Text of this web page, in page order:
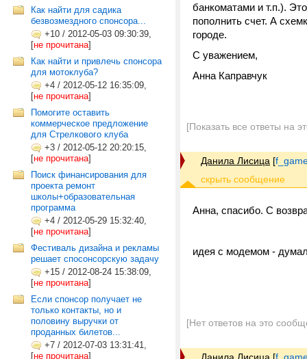
Как найти для садика
безвозмездного спонсора...
+10 / 2012-05-03 09:30:39,
[не прочитана]
Как найти и привлечь спонсора
для мотоклуба?
+4 / 2012-05-12 16:35:09,
[не прочитана]
Помогите оставить
коммерческое предложение
для Стрелкового клуба
+3 / 2012-05-12 20:20:15,
[не прочитана]
Поиск финансирования для
проекта ремонт
школы+образовательная
программа
+4 / 2012-05-29 15:32:40,
[не прочитана]
Фестиваль дизайна и рекламы
решает спосонсорскую задачу
+15 / 2012-08-24 15:38:09,
[не прочитана]
Если спонсор получает не
только контакты, но и
половину выручки от
проданных билетов...
+7 / 2012-07-03 13:31:41,
[не прочитана]
банкоматами и т.п.).
пополнить счет. А
городе.
С уважением,
Анна Каправчук
[Показать все ответы на
Данила Лисица [
Анна, спасибо. С
идея с модемом -
[Нет ответов на это